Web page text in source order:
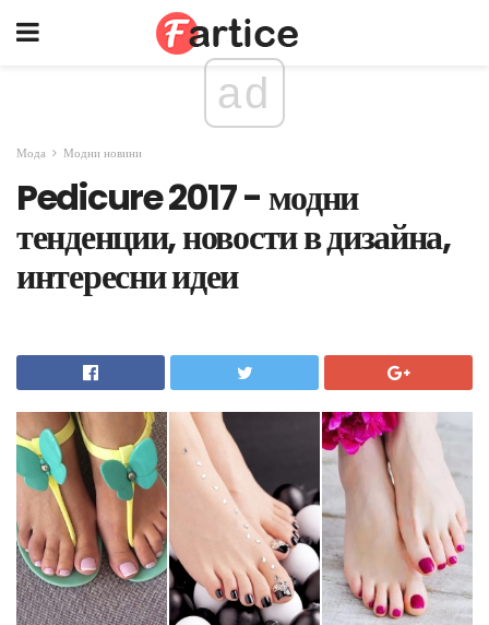
ad
Мода Модни новини
Pedicure 2017 - модни
тенденции, новости в дизайна,
интересни идеи